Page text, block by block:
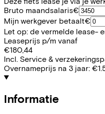
Bruto maandsalaris€
Mijn werkgever betaalt€
Let op: de vermelde lease-
Leaseprijs p/m vanaf
€180,44
Incl. Service &
Overnameprijs na 3 jaar:
Informatie